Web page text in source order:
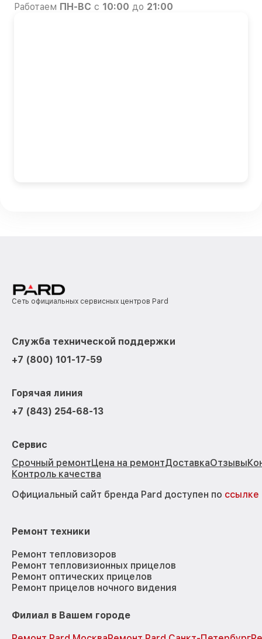
Работаем ПН-ВС с 10:00 до 21:00
Сеть официальных сервисных центров Pard
Служба технической поддержки
+7 (800) 101-17-59
Горячая линия
+7 (843) 254-68-13
Сервис
Срочный ремонтЦена на ремонтДоставкаОтзывы
Контроль качества
Официальный сайт бренда Pard доступен по ссылке
Ремонт техники
Ремонт тепловизоров
Ремонт тепловизионных прицелов
Ремонт оптических прицелов
Ремонт прицелов ночного видения
Филиал в Вашем городе